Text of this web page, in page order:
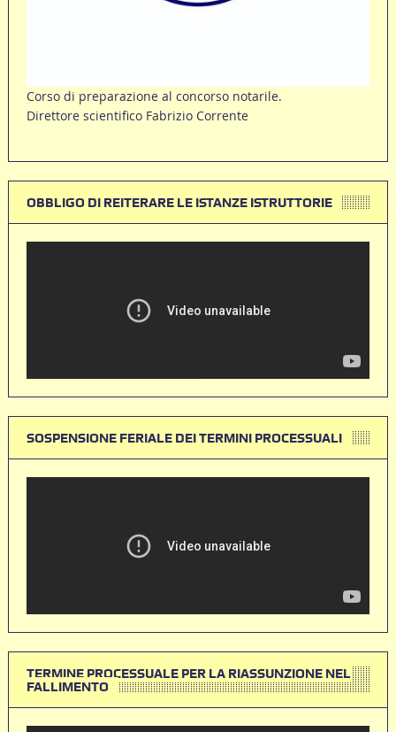
Corso di preparazione al concorso notarile.
Direttore scientifico Fabrizio Corrente
OBBLIGO DI REITERARE LE ISTANZE ISTRUTTORIE
SOSPENSIONE FERIALE DEI TERMINI PROCESSUALI
TERMINE PROCESSUALE PER LA RIASSUNZIONE NEL
FALLIMENTO